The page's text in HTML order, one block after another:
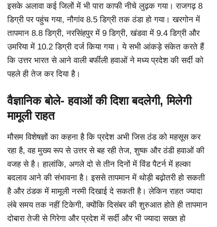
इसके अलावा कई जिलों में भी पारा काफी नीचे लुढ़क गया। राजगढ़ 8
डिग्री पर पहुंच गया, नौगांव 8.5 डिग्री तक ठंडा हो गया। खरगोन में
तापमान 8.8 डिग्री, नरसिंहपुर में 9 डिग्री, खंडवा में 9.4 डिग्री और
उमरिया में 10.2 डिग्री दर्ज किया गया। ये सभी आंकड़े संकेत करते हैं
कि उत्तर भारत से आने वाली बर्फीली हवाओं ने मध्य प्रदेश की सर्दी को
पहले ही तेज कर दिया है।
वैज्ञानिक बोले- हवाओं की दिशा बदलेगी, मिलेगी
मामूली राहत
मौसम विशेषज्ञों का कहना है कि प्रदेश अभी जिस ठंड को महसूस कर
रहा है, वह मुख्य रूप से उत्तर से बह रही तेज, शुष्क और ठंडी हवाओं की
वजह से है। हालांकि, अगले दो से तीन दिनों में विंड पैटर्न में हल्का
बदलाव आने की संभावना है। इससे तापमान में थोड़ी बढ़ोतरी हो सकती
है और ठंडक में मामूली नरमी दिखाई दे सकती है। लेकिन राहत ज्यादा
लंबे समय तक नहीं टिकेगी, क्योंकि दिसंबर की शुरुआत होते ही तापमान
दोबारा तेजी से गिरेगा और प्रदेश में सर्दी और भी ज्यादा सख्त हो